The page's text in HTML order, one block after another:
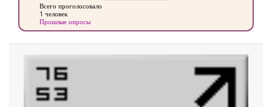
Всего проголосовало
1 человек
Прошлые опросы